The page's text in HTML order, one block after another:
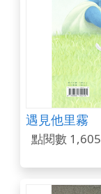
遇見他里霧
點閱數 1,605